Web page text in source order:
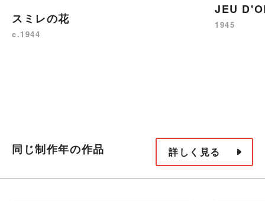
スミレの花
c.1944
JEU
1945
同じ制作年の作品 詳しく見る